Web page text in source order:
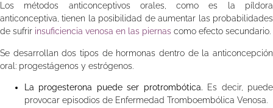
Los métodos anticonceptivos orales, como es la píldora
anticonceptiva, tienen la posibilidad de aumentar las probabilidades
de sufrir insuficiencia venosa en las piernas como efecto secundario.
Se desarrollan dos tipos de hormonas dentro de la anticoncepción
oral: progestágenos y estrógenos.
La progesterona puede ser protrombótica. Es decir, puede
provocar episodios de Enfermedad Tromboembólica Venosa.